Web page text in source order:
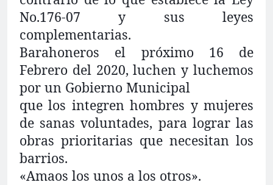
No.176-07 y sus leyes
complementarias.
Barahoneros el próximo 16 de
Febrero del 2020, luchen y luchemos
por un Gobierno Municipal
que los integren hombres y mujeres
de sanas voluntades, para lograr las
obras prioritarias que necesitan los
barrios.
«Amaos los unos a los otros».